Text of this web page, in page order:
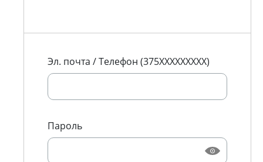
Эл. почта / Телефон (375XXXXXXXXX)
Пароль